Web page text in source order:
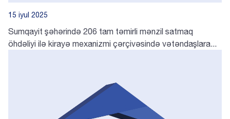
15 iyul 2025
Sumqayit şəhərində 206 tam təmirli mənzil satmaq
öhdəliyi ilə kirayə mexanizmi çərçivəsində vətəndaşlara...